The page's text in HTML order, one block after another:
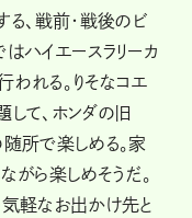
る、戦前・戦後のビ
ハイエースラリーカ
れる。りそなコエ
して、ホンダの旧
所で楽しめる。家
がら楽しめそうだ。
軽なお出かけ先と